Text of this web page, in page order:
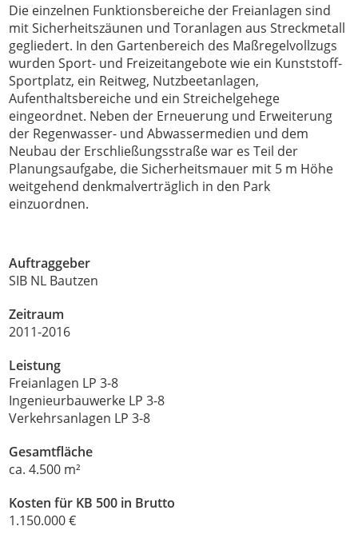
Die einzelnen Funktionsbereiche der Freianlagen sind
mit Sicherheitszäunen und Toranlagen aus Streckmetall
gegliedert. In den Gartenbereich des Maßregelvollzugs
wurden Sport- und Freizeitangebote wie ein Kunststoff-
Sportplatz, ein Reitweg, Nutzbeetanlagen,
Aufenthaltsbereiche und ein Streichelgehege
eingeordnet. Neben der Erneuerung und Erweiterung
der Regenwasser- und Abwassermedien und dem
Neubau der Erschließungsstraße war es Teil der
Planungsaufgabe, die Sicherheitsmauer mit 5 m Höhe
weitgehend denkmalverträglich in den Park
einzuordnen.
Auftraggeber
SIB NL Bautzen
Zeitraum
2011-2016
Leistung
Freianlagen LP 3-8
Ingenieurbauwerke LP 3-8
Verkehrsanlagen LP 3-8
Gesamtfläche
ca. 4.500 m²
Kosten für KB 500 in Brutto
1.150.000 €